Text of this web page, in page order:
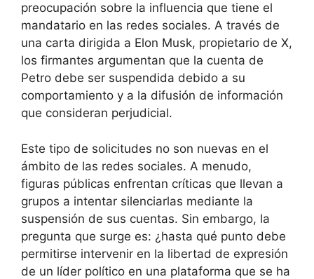
preocupación sobre la influencia que tiene el
mandatario en las redes sociales. A través de
una carta dirigida a Elon Musk, propietario de X,
los firmantes argumentan que la cuenta de
Petro debe ser suspendida debido a su
comportamiento y a la difusión de información
que consideran perjudicial.
Este tipo de solicitudes no son nuevas en el
ámbito de las redes sociales. A menudo,
figuras públicas enfrentan críticas que llevan a
grupos a intentar silenciarlas mediante la
suspensión de sus cuentas. Sin embargo, la
pregunta que surge es: ¿hasta qué punto debe
permitirse intervenir en la libertad de expresión
de un líder político en una plataforma que se ha